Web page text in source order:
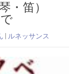
・笛）
ルネッサンス